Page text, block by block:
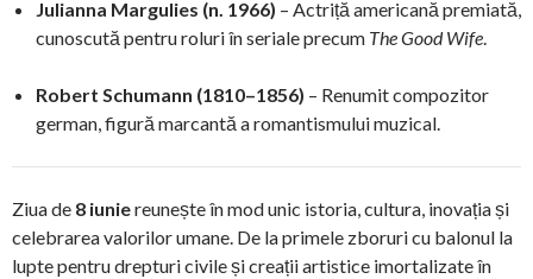
Julianna Margulies (n. 1966) – Actriță americană premiată,
cunoscută pentru roluri în seriale precum The Good Wife.
Robert Schumann (1810–1856) – Renumit compozitor
german, figură marcantă a romantismului muzical.
Ziua de 8 iuniereunește în mod unic istoria, cultura, inovația și
celebrarea valorilor umane. De la primele zboruri cu balonul la
lupte pentru drepturi civile și creații artistice imortalizate în